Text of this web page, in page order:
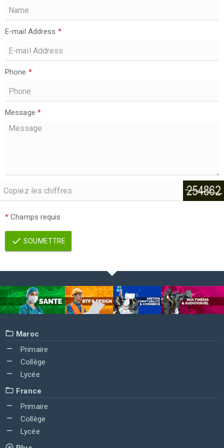
E-mail Address *
Phone *
Message *
* Champs requis
SOUMETTRE
Maroc
Primaire
Collège
Lycée
France
Primaire
Collège
Lycée